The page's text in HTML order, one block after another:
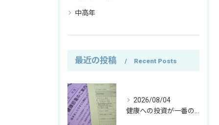
中高年
最近の投稿 Recent Posts
2026/08/04